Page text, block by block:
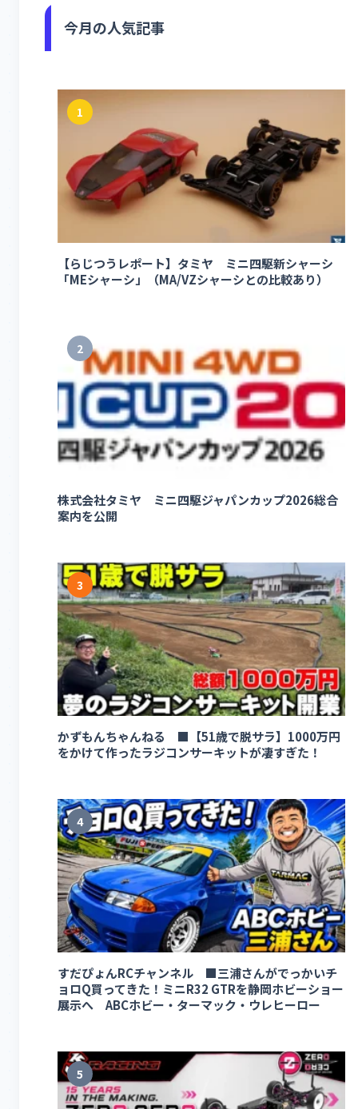
今月の人気記事
1
【らじつうレポート】タミヤ ミニ四駆新シャーシ
「MEシャーシ」（MA/VZシャーシとの比較あり）
2
株式会社タミヤ ミニ四駆ジャパンカップ2026総合
案内を公開
3
かずもんちゃんねる ■【51歳で脱サラ】1000万円
をかけて作ったラジコンサーキットが凄すぎた！
4
すだぴょんRCチャンネル ■三浦さんがでっかいチ
ョロQ買ってきた！ミニR32 GTRを静岡ホビーショー
展示へ ABCホビー・ターマック・ウレヒーロー
5